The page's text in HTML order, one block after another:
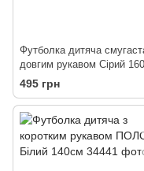
Футболка дитяча
довгим рукавом Сірий
495 грн